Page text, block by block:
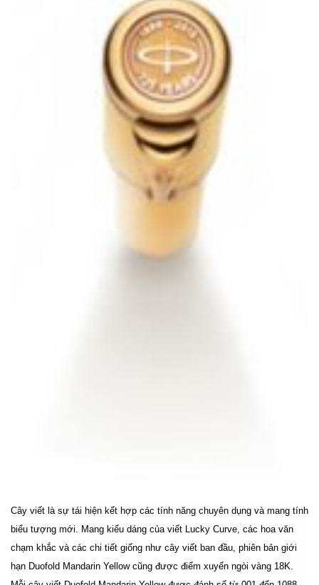
Cây viết là sự tái hiện kết hợp các tính năng chuyên dụng và mang tính
biểu tượng mới. Mang kiểu dáng của viết Lucky Curve, các hoa văn
chạm khắc và các chi tiết giống như cây viết ban đầu, phiên bản giới
hạn Duofold Mandarin Yellow cũng được điểm xuyến ngòi vàng 18K.